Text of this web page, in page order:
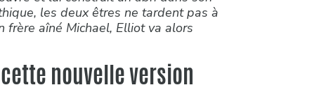
les deux êtres ne tardent pas à
frère aîné Michael, Elliot va alors
nouvelle version